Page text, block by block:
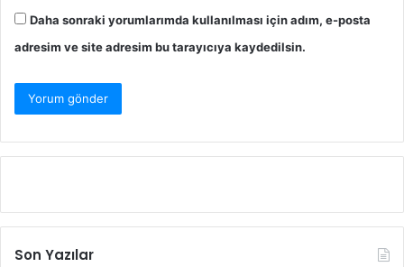
Daha sonraki yorumlarımda kullanılması için adım, e-posta
adresim ve site adresim bu tarayıcıya kaydedilsin.
Son Yazılar